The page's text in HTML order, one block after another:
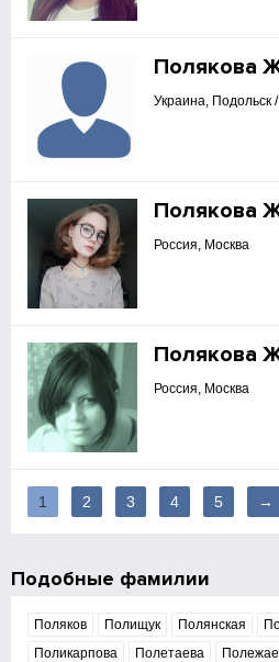
Полякова
Украина, Подольск
Полякова
Россия, Москва
Полякова
Россия, Москва
1 2 3 4 5 →
Подобные фамилии
Поляков Полищук Полянская
Поликарпова
Полетаева